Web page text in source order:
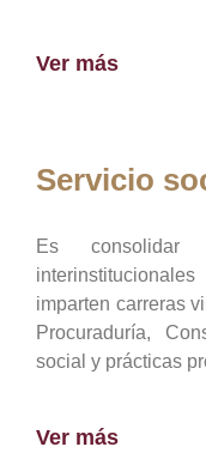
Ver más
Servicio
Es
imparten carreras
Procuraduría,
social y prácticas
Ver más